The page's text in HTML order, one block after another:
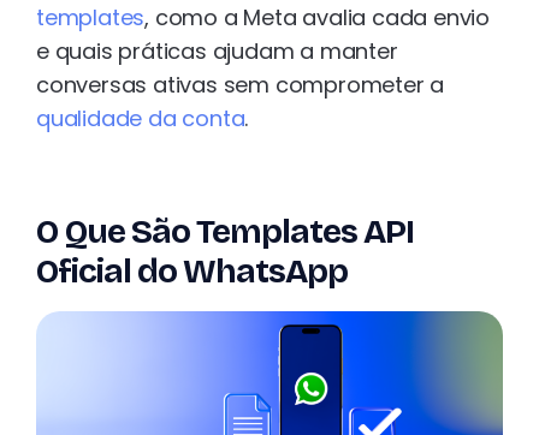
templates, como a Meta avalia cada envio
e quais práticas ajudam a manter
conversas ativas sem comprometer a
qualidade da conta.
O Que São Templates API
Oficial do WhatsApp